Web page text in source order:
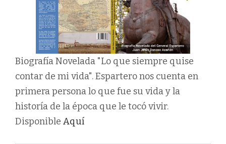
Biografía Novelada "Lo que siempre quise
contar de mi vida". Espartero nos cuenta en
primera persona lo que fue su vida y la
historía de la época que le tocó vivir.
Disponible Aquí